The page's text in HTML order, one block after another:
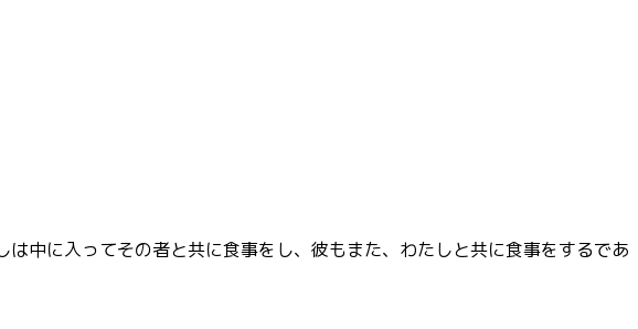
中に入ってその者と共に食事をし、彼もまた、わたしと共に食事をするであ